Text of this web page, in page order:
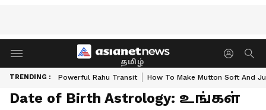
தமிழ்
TRENDING : Powerful Rahu Transit How To Make Mutton Soft And
Date of Birth Astrology: உங்கள்